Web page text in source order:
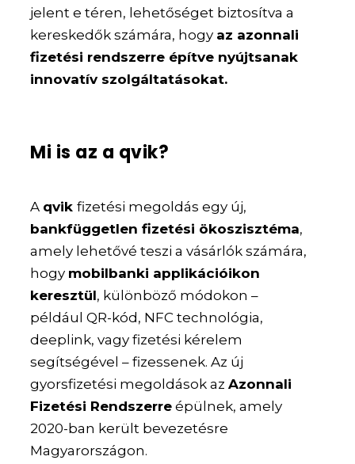
jelent e téren, lehetőséget biztosítva a
kereskedők számára, hogy az azonnali
fizetési rendszerre építve nyújtsanak
innovatív szolgáltatásokat.
Mi is az a qvik?
A qvikfizetési megoldás egy új,
bankfüggetlen fizetési ökoszisztéma,
amely lehetővé teszi a vásárlók számára,
hogy mobilbanki applikációikon
keresztül, különböző módokon –
például QR-kód, NFC technológia,
deeplink, vagy fizetési kérelem
segítségével – fizessenek. Az új
gyorsfizetési megoldások azAzonnali
Fizetési Rendszerre épülnek, amely
2020-ban került bevezetésre
Magyarországon.